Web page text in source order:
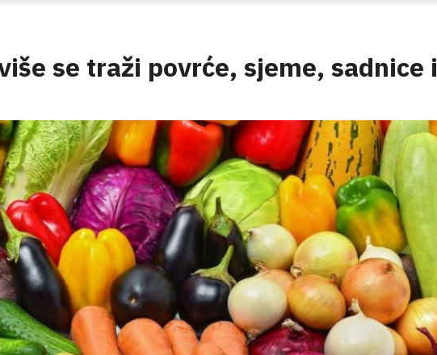
se traži povrće, sjeme, sadnice i